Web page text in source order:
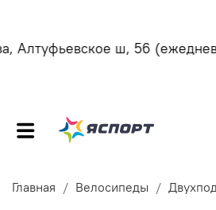
Алтуфьевское ш, 56
Главная Велосипеды